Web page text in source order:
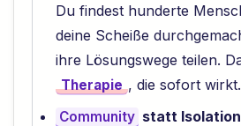
Du findest hunderte
deine Scheiße
ihre Lösungswege teilen.
Therapie , die sofort wirkt.
Community statt